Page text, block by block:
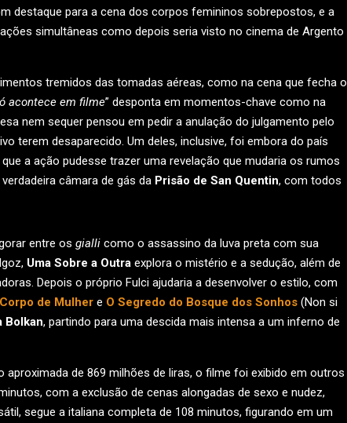
destaque para a cena dos corpos femininos sobrepostos, e a
simultâneas como depois seria visto no cinema de Argento
tremidos das tomadas aéreas, como na cena que fecha o
acontece em filme” desponta em momentos-chave como na
nem sequer pensou em pedir a anulação do julgamento pelo
terem desaparecido. Um deles, inclusive, foi embora do país
a ação pudesse trazer uma revelação que mudaria os rumos
câmara de gás da Prisão de San Quentin, com todos
entre os gialli como o assassino da luva preta com sua
Uma Sobre a Outra explora o mistério e a sedução, além de
Depois o próprio Fulci ajudaria a desenvolver o estilo, com
de Mulher e O Segredo do Bosque dos Sonhos (Non si
Bolkan, partindo para uma descida mais intensa a um inferno de
de 869 milhões de liras, o filme foi exibido em outros
com a exclusão de cenas alongadas de sexo e nudez,
segue a italiana completa de 108 minutos, figurando em um